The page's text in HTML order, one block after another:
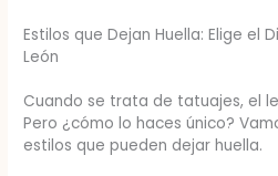
Estilos que Dejan Huella: Elige el
León
Cuando se trata de tatuajes, el
Pero ¿cómo lo haces único?
estilos que pueden dejar huella.